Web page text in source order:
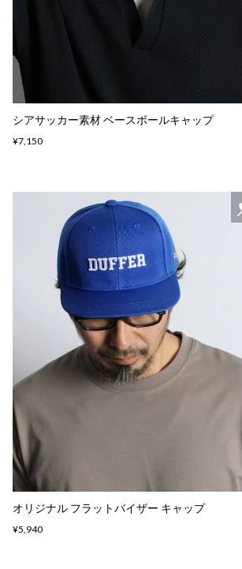
シアサッカー素材 ベースボールキャップ
¥7,150
オリジナル フラットバイザー キャップ
¥5,940